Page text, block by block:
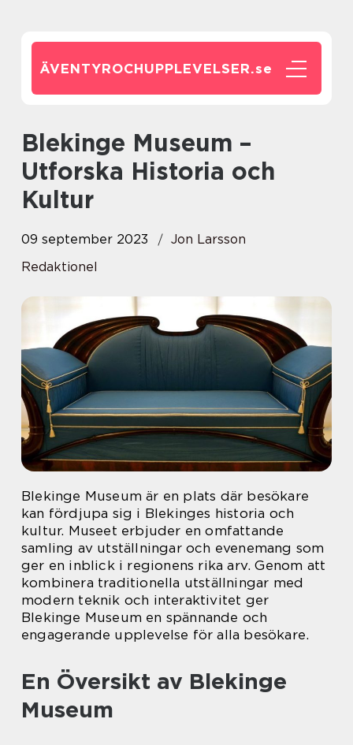
ÄVENTYROCHUPPLEVELSER.se
Blekinge Museum –
Utforska Historia och
Kultur
09 september 2023
Jon Larsson
Redaktionel
Blekinge Museum är en plats där besökare
kan fördjupa sig i Blekinges historia och
kultur. Museet erbjuder en omfattande
samling av utställningar och evenemang som
ger en inblick i regionens rika arv. Genom att
kombinera traditionella utställningar med
modern teknik och interaktivitet ger
Blekinge Museum en spännande och
engagerande upplevelse för alla besökare.
En Översikt av Blekinge
Museum